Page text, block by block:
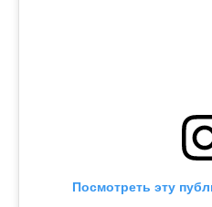
Посмотреть эту